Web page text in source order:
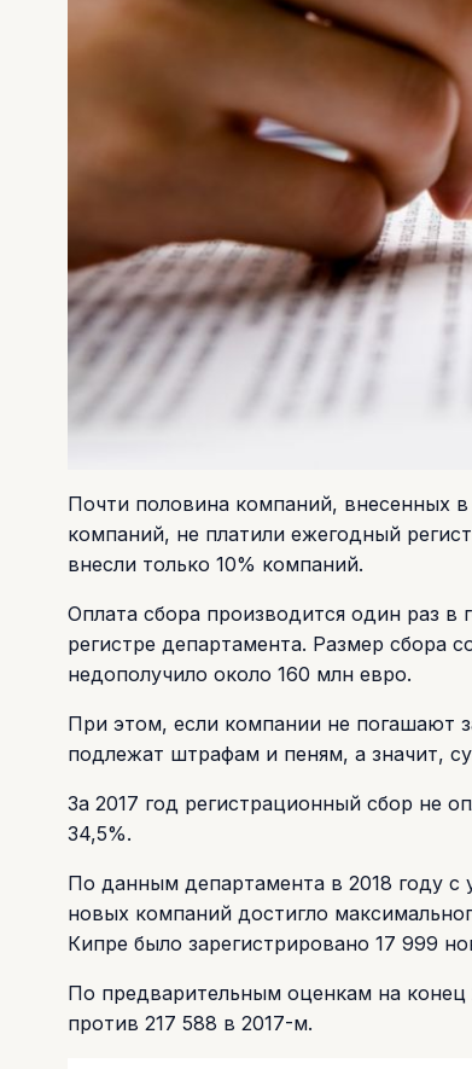
Почти половина компаний, внесенных
компаний, не платили ежегодный
внесли только 10% компаний.
Оплата сбора производится один раз в
регистре департамента. Размер сбора
недополучило около 160 млн евро.
При этом, если компании не погашают
подлежат штрафам и пеням, а значит,
За 2017 год регистрационный сбор не
34,5%.
По данным департамента в 2018 году с
новых компаний достигло
Кипре было зарегистрировано 17 999
По предварительным оценкам на конец
против 217 588 в 2017-м.